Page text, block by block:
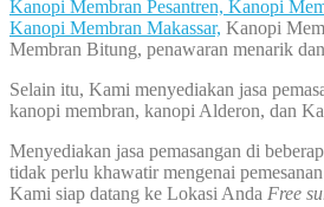
Kanopi Membran Pesantren, Kanopi
Kanopi Membran Makassar, Kanopi
Membran Bitung, penawaran menarik
Selain itu, Kami menyediakan jasa
kanopi membran, kanopi Alderon, dan
Menyediakan jasa pemasangan di
tidak perlu khawatir mengenai
Kami siap datang ke Lokasi Anda Free